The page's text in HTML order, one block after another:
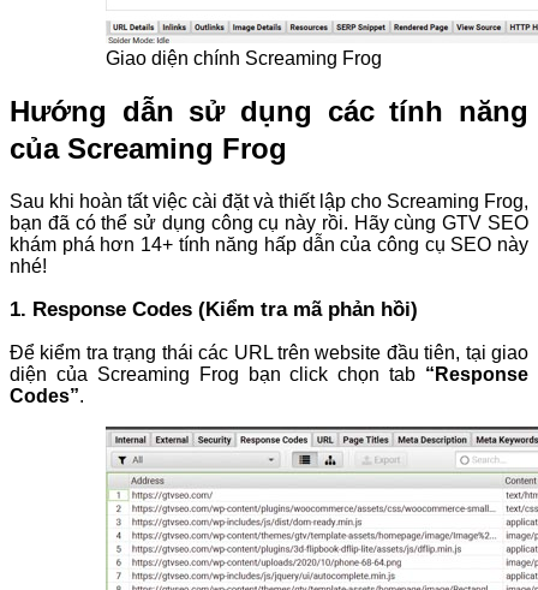
Giao diện chính Screaming Frog
Hướng dẫn sử dụng các tính năng
của Screaming Frog
Sau khi hoàn tất việc cài đặt và thiết lập cho Screaming Frog,
bạn đã có thể sử dụng công cụ này rồi. Hãy cùng GTV SEO
khám phá hơn 14+ tính năng hấp dẫn của công cụ SEO này
nhé!
1. Response Codes (Kiểm tra mã phản hồi)
Để kiểm tra trạng thái các URL trên website đầu tiên, tại giao
diện của Screaming Frog bạn click chọn tab “Response
Codes”.